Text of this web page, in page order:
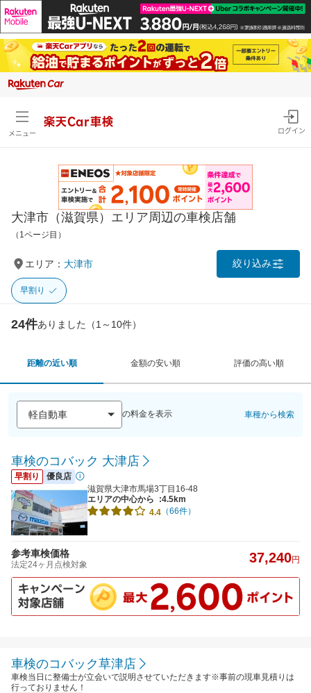
メニュー
楽天Car車検
ログイン
大津市（滋賀県）エリア周辺の車検店舗
（1ページ目）
エリア： 大津市 絞り込み
早割り
24件ありました（1～10件）
距離の近い順 金額の安い順 評価の高い順
の料金を表示 車種から検索
車検のコバック 大津店
早割り
優良店
滋賀県大津市馬場3丁目16-48
エリアの中心から
:4.5km
4.4 （66件）
参考車検価格
法定24ヶ月点検対象 37,240円
車検のコバック草津店
車検当日に整備士が立会いで説明させていただきます※事前の現車見積りは
行っておりません！